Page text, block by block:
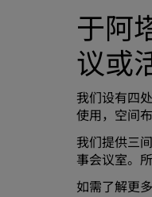
于阿
议或
我们设有四
使用，空间
我们提供三
事会议室。
如需了解更